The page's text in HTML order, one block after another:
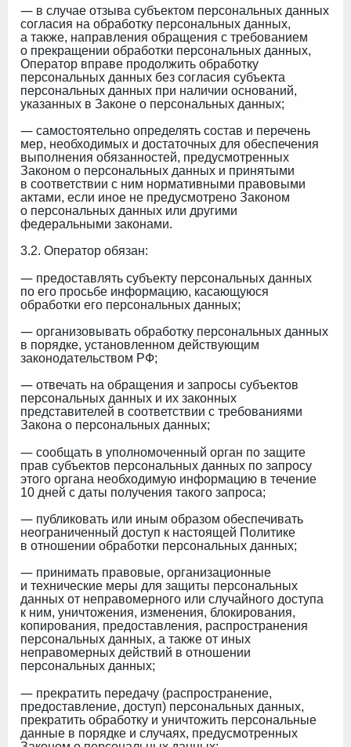
— в случае отзыва субъектом персональных данных
согласия на обработку персональных данных,
а также, направления обращения с требованием
о прекращении обработки персональных данных,
Оператор вправе продолжить обработку
персональных данных без согласия субъекта
персональных данных при наличии оснований,
указанных в Законе о персональных данных;
— самостоятельно определять состав и перечень
мер, необходимых и достаточных для обеспечения
выполнения обязанностей, предусмотренных
Законом о персональных данных и принятыми
в соответствии с ним нормативными правовыми
актами, если иное не предусмотрено Законом
о персональных данных или другими
федеральными законами.
3.2. Оператор обязан:
— предоставлять субъекту персональных данных
по его просьбе информацию, касающуюся
обработки его персональных данных;
— организовывать обработку персональных данных
в порядке, установленном действующим
законодательством РФ;
— отвечать на обращения и запросы субъектов
персональных данных и их законных
представителей в соответствии с требованиями
Закона о персональных данных;
— сообщать в уполномоченный орган по защите
прав субъектов персональных данных по запросу
этого органа необходимую информацию в течение
10 дней с даты получения такого запроса;
— публиковать или иным образом обеспечивать
неограниченный доступ к настоящей Политике
в отношении обработки персональных данных;
— принимать правовые, организационные
и технические меры для защиты персональных
данных от неправомерного или случайного доступа
к ним, уничтожения, изменения, блокирования,
копирования, предоставления, распространения
персональных данных, а также от иных
неправомерных действий в отношении
персональных данных;
— прекратить передачу (распространение,
предоставление, доступ) персональных данных,
прекратить обработку и уничтожить персональные
данные в порядке и случаях, предусмотренных